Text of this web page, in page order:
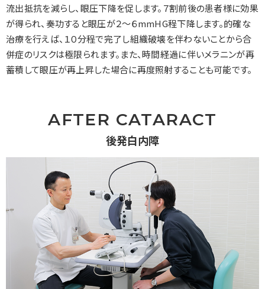
流出抵抗を減らし、眼圧下降を促します。７割前後の患者様に効果
が得られ、奏功すると眼圧が２～６mmHG程下降します。的確な
治療を行えば、１０分程で完了し組織破壊を伴わないことから合
併症のリスクは極限られます。また、時間経過に伴いメラニンが再
蓄積して眼圧が再上昇した場合に再度照射することも可能です。
AFTER CATARACT
後発白内障